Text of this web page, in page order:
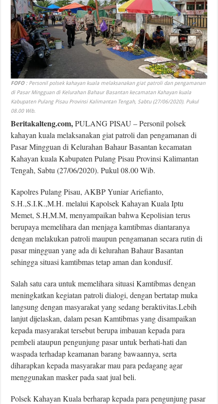
FOFO: Personil polsek kahayan kuala melaksanakan giat patroli dan pengamanan
di Pasar Mingguan di Kelurahan Bahaur Basantan kecamatan Kahayan kuala
Kabupaten Pulang Pisau Provinsi Kalimantan Tengah, Sabtu (27/06/2020). Pukul
08.00 Wib.
Beritakalteng.com,PULANG PISAU – Personil polsek
kahayan kuala melaksanakan giat patroli dan pengamanan di
Pasar Mingguan di Kelurahan Bahaur Basantan kecamatan
Kahayan kuala Kabupaten Pulang Pisau Provinsi Kalimantan
Tengah, Sabtu (27/06/2020). Pukul 08.00 Wib.
Kapolres Pulang Pisau, AKBP Yuniar Ariefianto,
S.H.,S.I.K.,M.H. melalui Kapolsek Kahayan Kuala Iptu
Memet, S.H,M.M, menyampaikan bahwa Kepolisian terus
berupaya memelihara dan menjaga kamtibmas diantaranya
dengan melakukan patroli maupun pengamanan secara rutin di
pasar mingguan yang ada di kelurahan Bahaur Basantan
sehingga situasi kamtibmas tetap aman dan kondusif.
Salah satu cara untuk memelihara situasi Kamtibmas dengan
meningkatkan kegiatan patroli dialogi, dengan bertatap muka
langsung dengan masyarakat yang sedang beraktivitas.Lebih
lanjut dijelaskan, dalam pesan Kamtibmas yang disampaikan
kepada masyarakat tersebut berupa imbauan kepada para
pembeli ataupun pengunjung pasar untuk berhati-hati dan
waspada terhadap keamanan barang bawaannya, serta
diharapkan kepada masyarakar mau para pedagang agar
menggunakan masker pada saat jual beli.
Polsek Kahayan Kuala berharap kepada para pengunjung pasar